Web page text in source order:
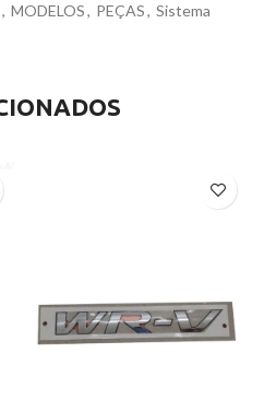
, MODELOS, PEÇAS, Sistema